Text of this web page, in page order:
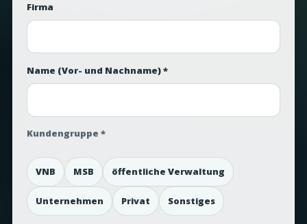
Firma
Name (Vor- und Nachname) *
Kundengruppe *
VNB MSB öffentliche Verwaltung
Unternehmen Privat Sonstiges